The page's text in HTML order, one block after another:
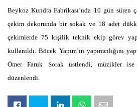
Beykoz Kundra Fabrikası’nda 10 gün süren
çekim dekorunda bir sokak ve 18 adet
çekimlerde 75 kişilik teknik ekip görev
kullanıldı. Böcek Yapım’ın yapımcılığını
Ömer Faruk Sorak üstlendi, müzikler ise
düzenlendi.